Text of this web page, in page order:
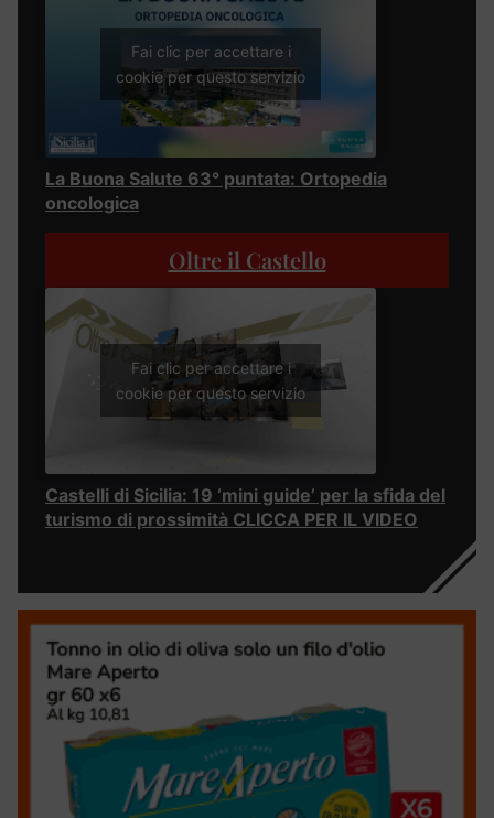
Fai clic per accettare i
cookie per questo servizio
La Buona Salute 63° puntata: Ortopedia
oncologica
Oltre il Castello
Fai clic per accettare i
cookie per questo servizio
Castelli di Sicilia: 19 ‘mini guide’ per la sfida del
turismo di prossimità CLICCA PER IL VIDEO